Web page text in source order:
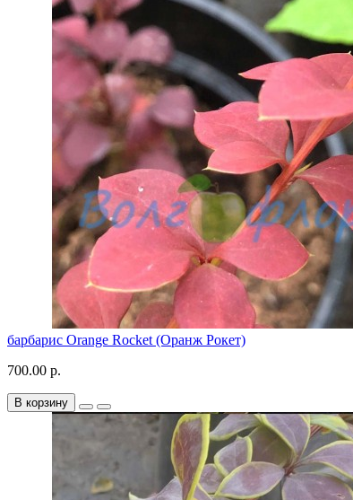
барбарис Orange Rocket (Оранж Рокет)
700.00 р.
В корзину